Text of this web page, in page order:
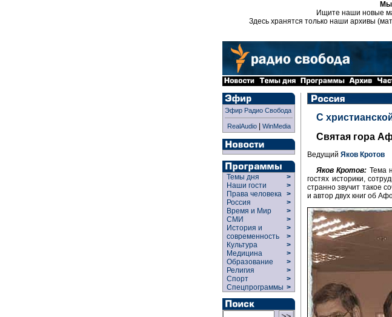
Мы
Ищите наши новые
Здесь хранятся только наши архивы
Эфир Радио Свобода
RealAudio| WinMedia
Темы дня
>
Наши гости
>
Права человека >
Россия
>
Время и Мир
>
СМИ
>
История и
современность
>
>
Культура
>
Медицина
>
Образование
>
Религия
>
Спорт
>
Спецпрограммы >
С
Святая гора
Ведущий Яков Кротов
Яков Кротов: Тема
гостях историки,
странно звучит такое
и автор двух книг об